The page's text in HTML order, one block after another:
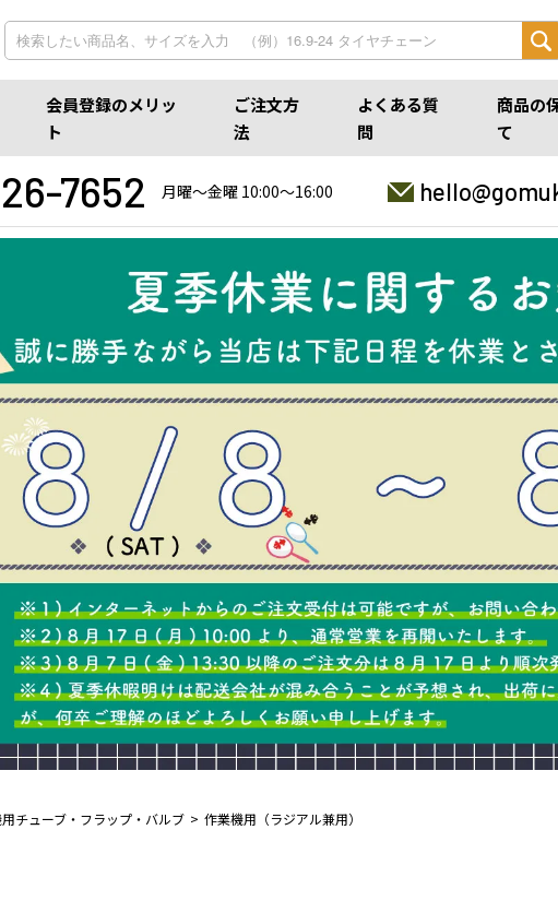
会員登録のメリッ
ト
ご注文方
法
よくある質
問
商品の
て
7652 月曜〜金曜 10:00〜16:00
チューブ・フラップ・バルブ 作業機用（ラジアル兼用）